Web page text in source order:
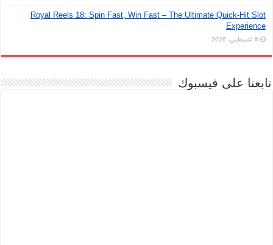
Royal Reels 18: Spin Fast, Win Fast – The Ultimate Quick‑Hit Slot
Experience
8 أغسطس، 2026
تابعنا على فيسبوك